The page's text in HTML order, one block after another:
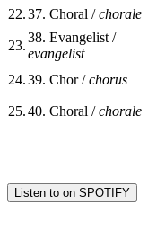
22.37. Choral /chorale
23.
38. Evangelist /
evangelist
24.39. Chor /chorus
25.40. Choral /chorale
Listen to on SPOTIFY